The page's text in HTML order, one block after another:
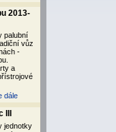
2013-
palubní
vůz
-
a
dále
jednotky